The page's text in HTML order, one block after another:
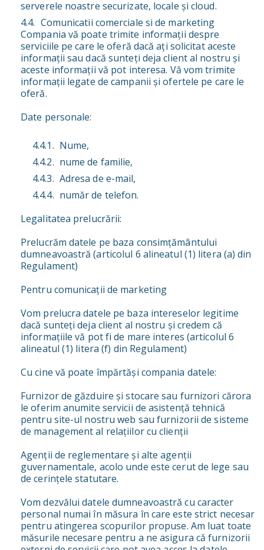
serverele noastre securizate, locale și cloud.
Comunicatii comerciale si de marketing
Compania vă poate trimite informații despre
serviciile pe care le oferă dacă ați solicitat aceste
informații sau dacă sunteți deja client al nostru și
aceste informații vă pot interesa. Vă vom trimite
informații legate de campanii și ofertele pe care le
oferă.
Date personale:
Nume,
nume de familie,
Adresa de e-mail,
număr de telefon.
Legalitatea prelucrării:
Prelucrăm datele pe baza consimțământului
dumneavoastră (articolul 6 alineatul (1) litera (a) din
Regulament)
Pentru comunicații de marketing
Vom prelucra datele pe baza intereselor legitime
dacă sunteți deja client al nostru și credem că
informațiile vă pot fi de mare interes (articolul 6
alineatul (1) litera (f) din Regulament)
Cu cine vă poate împărtăși compania datele:
Furnizor de găzduire și stocare sau furnizori cărora
le oferim anumite servicii de asistență tehnică
pentru site-ul nostru web sau furnizorii de sisteme
de management al relațiilor cu clienții
Agenții de reglementare și alte agenții
guvernamentale, acolo unde este cerut de lege sau
de cerințele statutare.
Vom dezvălui datele dumneavoastră cu caracter
personal numai în măsura în care este strict necesar
pentru atingerea scopurilor propuse. Am luat toate
măsurile necesare pentru a ne asigura că furnizorii